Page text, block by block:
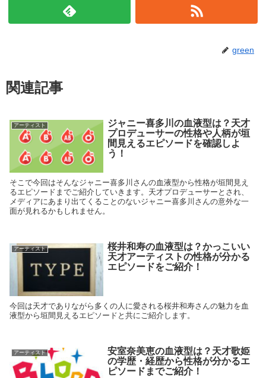
green
関連記事
アーティスト
ジャニー喜多川の血液型は？天才
プロデューサーの性格や人柄が垣
間見えるエピソードを確認しよ
う！
そこで今回はそんなジャニー喜多川さんの血液型から性格が垣間見え
るエピソードまでご紹介していきます。天才プロデューサーとされ、
メディアにあまり出てくることのないジャニー喜多川さんの意外な一
面が見れるかもしれません。
アーティスト
桜井和寿の血液型は？かっこいい
天才アーティストの性格が分かる
エピソードをご紹介！
今回は天才でありながら多くの人に愛される桜井和寿さんの魅力を血
液型から垣間見えるエピソードと共にご紹介します。
アーティスト
安室奈美恵の血液型は？天才歌姫
の学歴・経歴から性格が分かるエ
ピソードまでご紹介！